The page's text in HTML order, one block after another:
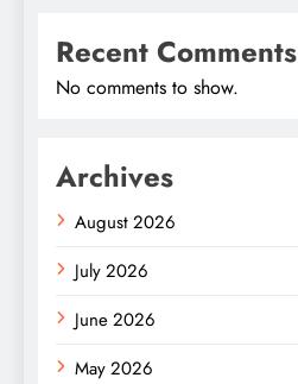
Recent Comments
No comments to show.
Archives
August 2026
July 2026
June 2026
May 2026